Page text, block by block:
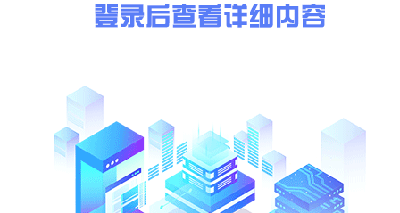
安全文明施工所发生的安全防护性措施、以及工程范国内的现场文
明措施费用，如分包方达不到关要求，项目部督促后，专业分包人
背心，要用应考虑在报价中，不再单独计费，如分包方采的资金发
4.因分包方违反有关安全施工操作规范造成的一切安全事故承包方
中，不再单独计费，在外住宿条件及管理规定应按照总包方相关规
处作业前必须办理弹后证，必须有可家的安全措施，并省清专职家
有劳务施工资质；2、安全施工许可证管理人员1.劳务分包人员必须